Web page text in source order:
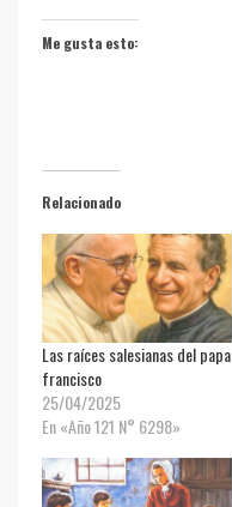
Me gusta esto:
Relacionado
Las raíces salesianas del papa
francisco
25/04/2025
En «Año 121 N° 6298»